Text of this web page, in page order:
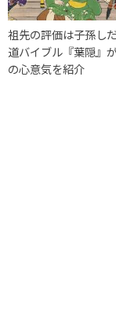
祖先の評価は子孫し
道バイブル『葉隠』
の心意気を紹介